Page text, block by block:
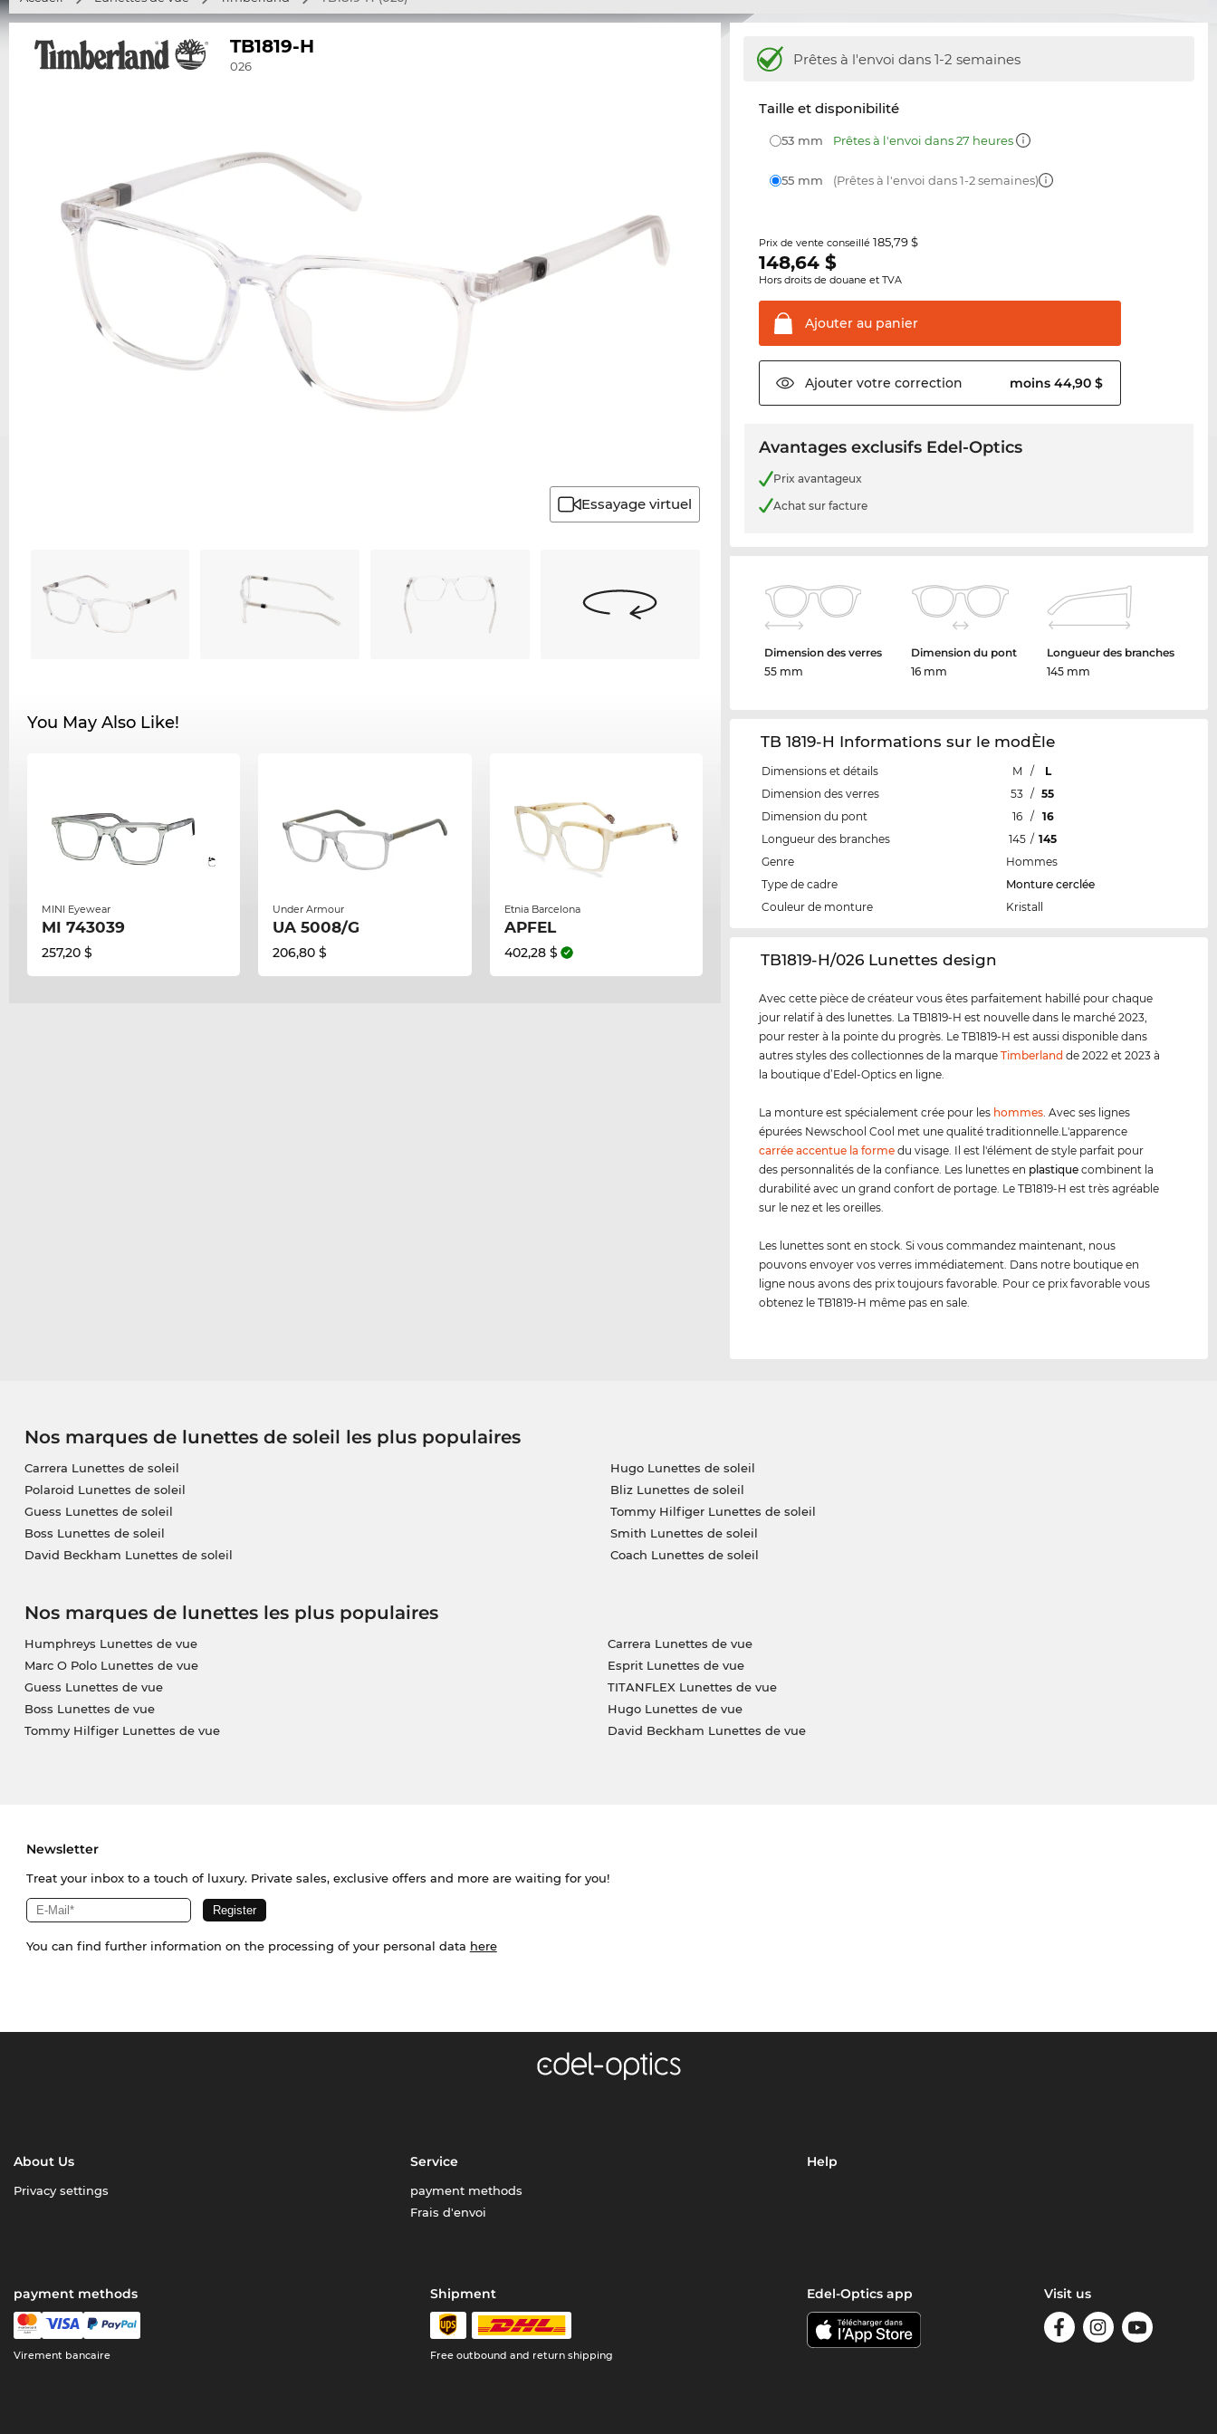
TB1819-H
026
Essayage virtuel
You May Also Like!
MINI Eyewear
MI 743039
257,20 $
Under Armour
UA 5008/G
206,80 $
Etnia Barcelona
APFEL
402,28 $
Prêtes à l'envoi dans 1-2 semaines
Taille et disponibilité
53 mm Prêtes à l'envoi dans 27 heures
55 mm (Prêtes à l'envoi dans 1-2 semaines)
Prix de vente conseillé185,79 $
148,64 $
Hors droits de douane et TVA
Ajouter au panier
Ajouter votre correction moins 44,90 $
Avantages exclusifs Edel-Optics
Prix avantageux
Achat sur facture
Dimension des verres
55 mm
Dimension du pont
16 mm
Longueur des branches
145 mm
TB 1819-H Informations sur le modÈle
Dimensions et détails M /
L
Dimension des verres
53 / 55
Dimension du pont
16 / 16
Longueur des branches
145 / 145
Genre
Hommes
Type de cadre
Monture cerclée
Couleur de monture
Kristall
‌TB1819-H/026 Lunettes design
Avec cette pièce de créateur vous êtes parfaitement habillé pour chaque
jour relatif à des lunettes. La TB1819-H est nouvelle dans le marché 2023,
pour rester à la pointe du progrès. Le TB1819-H est aussi disponible dans
autres styles des collectionnes de la marqueTimberland de 2022 et 2023 à
la boutique d’Edel-Optics en ligne.
La monture est spécialement crée pour les hommes. Avec ses lignes
épurées Newschool Cool met une qualité traditionnelle.L'apparence
carrée accentue la forme du visage. Il est l'élément de style parfait pour
des personnalités de la confiance. Les lunettes en plastique combinent la
durabilité avec un grand confort de portage. Le TB1819-H est très agréable
sur le nez et les oreilles.
Les lunettes sont en stock. Si vous commandez maintenant, nous
pouvons envoyer vos verres immédiatement. Dans notre boutique en
ligne nous avons des prix toujours favorable. Pour ce prix favorable vous
obtenez le TB1819-H même pas en sale.
Nos marques de lunettes de soleil les plus populaires
Carrera Lunettes de soleil
Polaroid Lunettes de soleil
Guess Lunettes de soleil
Boss Lunettes de soleil
David Beckham Lunettes de soleil
Hugo Lunettes de soleil
Bliz Lunettes de soleil
Tommy Hilfiger Lunettes de soleil
Smith Lunettes de soleil
Coach Lunettes de soleil
Nos marques de lunettes les plus populaires
Humphreys Lunettes de vue
Marc O Polo Lunettes de vue
Guess Lunettes de vue
Boss Lunettes de vue
Tommy Hilfiger Lunettes de vue
Carrera Lunettes de vue
Esprit Lunettes de vue
TITANFLEX Lunettes de vue
Hugo Lunettes de vue
David Beckham Lunettes de vue
Newsletter
Treat your inbox to a touch of luxury. Private sales, exclusive offers and more are waiting for you!
You can find further information on the processing of your personal data here
About Us
Privacy settings
Service
payment methods
Frais d'envoi
Help
payment methods
Virement bancaire
Shipment
Free outbound and return shipping
Edel-Optics app Visit us